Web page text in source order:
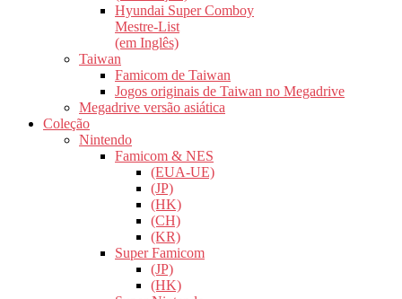
Hyundai Super Comboy
Mestre-List
(em Inglês)
Taiwan
Famicom de Taiwan
Jogos originais de Taiwan no Megadrive
Megadrive versão asiática
Coleção
Nintendo
Famicom & NES
(EUA-UE)
(JP)
(HK)
(CH)
(KR)
Super Famicom
(JP)
(HK)